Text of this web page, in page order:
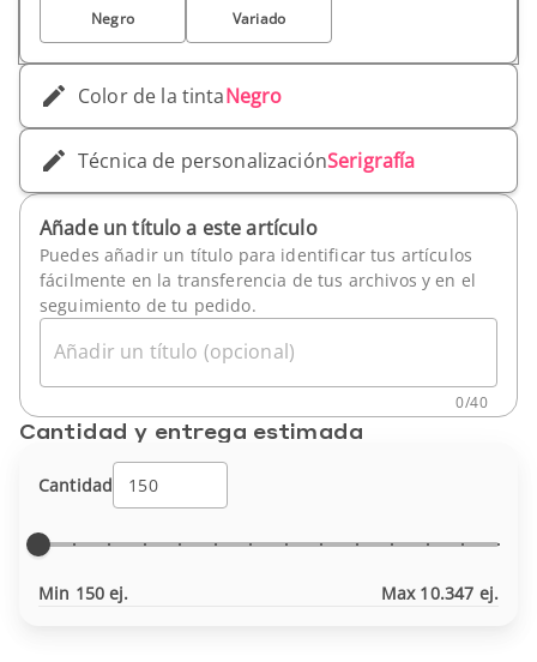
Negro Variado
Color de la tintaNegro
Técnica de personalizaciónSerigrafía
Añade un título a este artículo
Puedes añadir un título para identificar tus artículos
fácilmente en la transferencia de tus archivos y en el
seguimiento de tu pedido.
Añadir un título (opcional)
0/40
Cantidad y entrega estimada
Cantidad
Min 150 ej. Max 10.347 ej.